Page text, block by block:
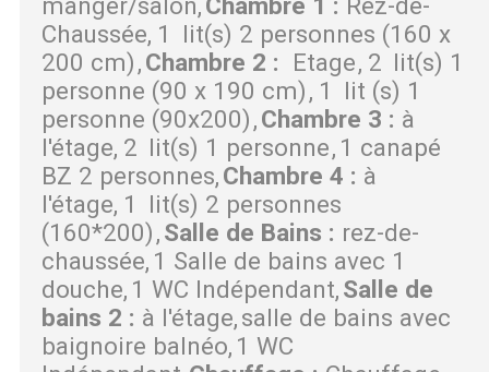
Chaussée 1
lit(s) 2 personnes (160 x
200 cm) Chambre 2 : Etage 2 lit(s) 1
personne (90 x 190 cm) 1
lit (s) 1
personne (90x200) Chambre 3 : à
l'étage 2 lit(s) 1 personne 1 canapé
BZ 2 personnes Chambre 4 : à
l'étage 1
lit(s) 2 personnes
(160*200) Salle de Bains : rez-de-
chaussée 1 Salle de bains avec 1
douche 1 WC Indépendant Salle de
bains 2 : à l'étage salle de bains avec
baignoire balnéo 1 WC